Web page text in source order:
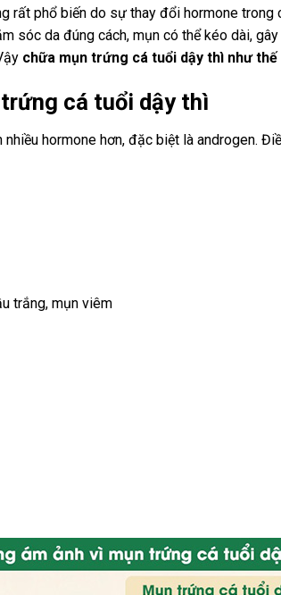
rất phổ biến do sự thay đổi hormone trong
sóc da đúng cách, mụn có thể kéo dài,
chữa mụn trứng cá tuổi dậy thì như thế
cá tuổi dậy thì
hormone hơn, đặc biệt là androgen.
trắng, mụn viêm